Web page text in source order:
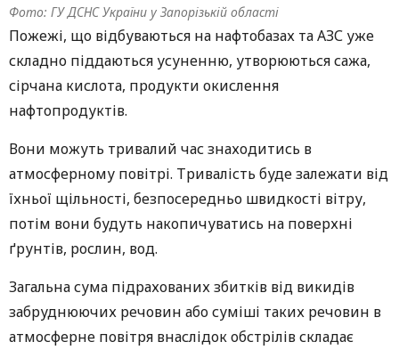
Фото: ГУ ДСНС України у Запорізькій області
Пожежі, що відбуваються на нафтобазах та АЗС уже
складно піддаються усуненню, утворюються сажа,
сірчана кислота, продукти окислення
нафтопродуктів.
Вони можуть тривалий час знаходитись в
атмосферному повітрі. Тривалість буде залежати від
їхньої щільності, безпосередньо швидкості вітру,
потім вони будуть накопичуватись на поверхні
ґрунтів, рослин, вод.
Загальна сума підрахованих збитків від викидів
забруднюючих речовин або суміші таких речовин в
атмосферне повітря внаслідок обстрілів складає